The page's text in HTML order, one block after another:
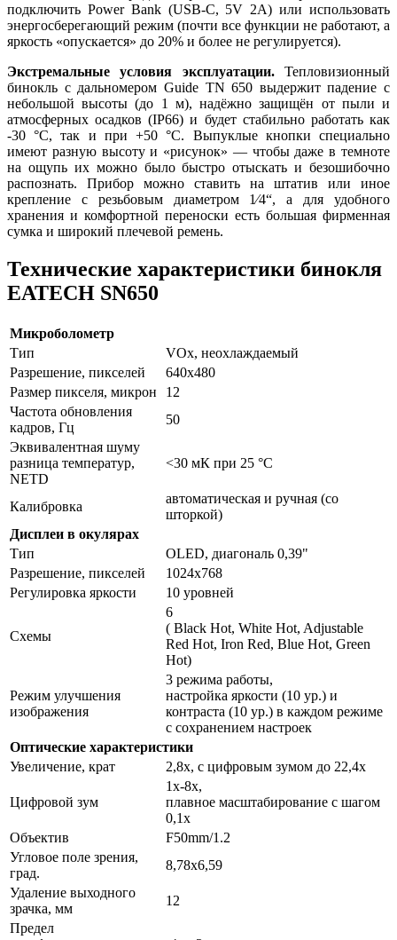
подключить Power Bank (USB-C, 5V 2A) или использовать
энергосберегающий режим (почти все функции не работают, а
яркость «опускается» до 20% и более не регулируется).
Экстремальные условия эксплуатации.Тепловизионный
бинокль с дальномером Guide TN 650 выдержит падение с
небольшой высоты (до 1 м), надёжно защищён от пыли и
атмосферных осадков (IP66) и будет стабильно работать как
-30 °C, так и при +50 °C. Выпуклые кнопки специально
имеют разную высоту и «рисунок» — чтобы даже в темноте
на ощупь их можно было быстро отыскать и безошибочно
распознать. Прибор можно ставить на штатив или иное
крепление с резьбовым диаметром 1⁄4“, а для удобного
хранения и комфортной переноски есть большая фирменная
сумка и широкий плечевой ремень.
Технические характеристики бинокля
EATECH SN650
Микроболометр
Тип
VOx, неохлаждаемый
Разрешение, пикселей
640x480
Размер пикселя, микрон
12
Частота обновления
кадров, Гц
50
Эквивалентная шуму
разница температур,
NETD
<30 мК при 25 °C
Калибровка
автоматическая и ручная (со
шторкой)
Дисплеи в окулярах
Тип
OLED, диагональ 0,39"
Разрешение, пикселей
1024x768
Регулировка яркости
10 уровней
Схемы
6
( Black Hot, White Hot, Adjustable
Red Hot, Iron Red, Blue Hot, Green
Hot)
Режим улучшения
изображения
3 режима работы,
настройка яркости (10 ур.) и
контраста (10 ур.) в каждом режиме
с сохранением настроек
Оптические характеристики
Увеличение, крат
2,8x, с цифровым зумом до 22,4x
Цифровой зум
1x-8x,
плавное масштабирование с шагом
0,1x
Объектив
F50mm/1.2
Угловое поле зрения,
град.
8,78x6,59
Удаление выходного
зрачка, мм
12
Предел